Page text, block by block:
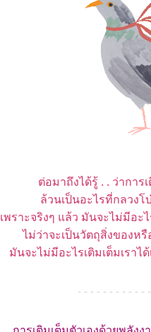
ต่อมาถึงได้รู้ . . ว่าการ
ล้วนเป็นอะไรที่กลวง
เพราะจริงๆ แล้ว มันจะไม่มีอะ
ไม่ว่าจะเป็นวัตถุสิ่งของห
มันจะไม่มีอะไรเติมเต็มเราไ
- - - - - - - - - - -